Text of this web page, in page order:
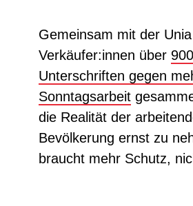
Gemeinsam mit der
Verkäufer:innen über
Unterschriften gegen
Sonntagsarbeit
die Realität der
Bevölkerung ernst zu
braucht mehr Schutz,